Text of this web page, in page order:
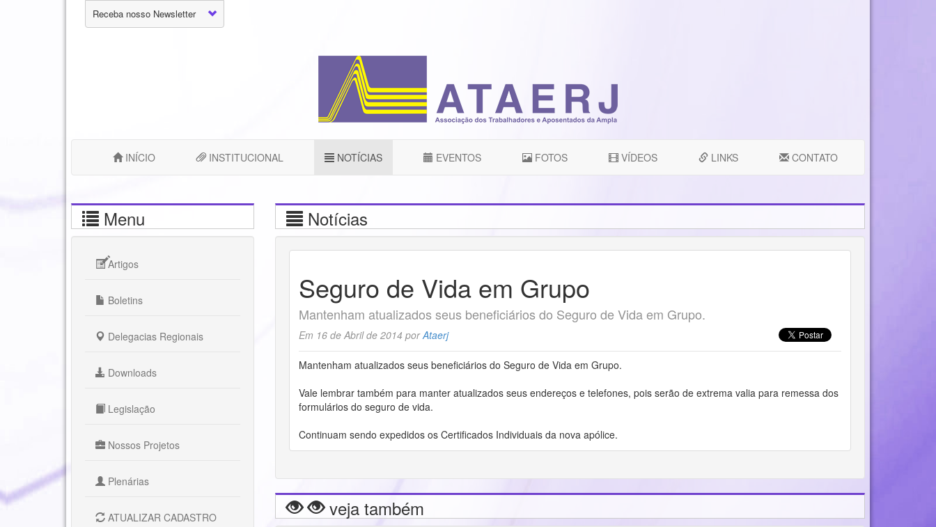
Receba nosso Newsletter
INÍCIO INSTITUCIONAL NOTÍCIAS EVENTOS FOTOS VÍDEOS LINKS CONTATO
Menu
Artigos
Boletins
Delegacias Regionais
Downloads
Legislação
Nossos Projetos
Plenárias
ATUALIZAR CADASTRO
Notícias
Seguro de Vida em Grupo
Mantenham atualizados seus beneficiários do Seguro de Vida em Grupo.
Em 16 de Abril de 2014 porAtaerj
Mantenham atualizados seus beneficiários do Seguro de Vida em Grupo.
Vale lembrar também para manter atualizados seus endereços e telefones, pois serão de extrema valia para remessa dos
formulários do seguro de vida.
Continuam sendo expedidos os Certificados Individuais da nova apólice.
veja também